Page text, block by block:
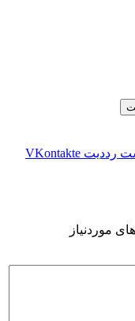
‫رددیت ‫VKontakte
موردنیاز